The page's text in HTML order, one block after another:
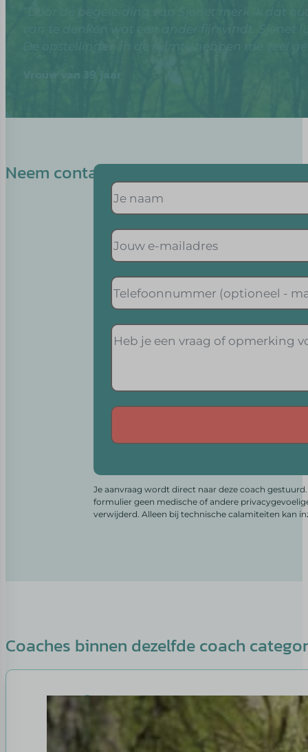
Neem contact op met Sjenet
Je aanvraag wordt direct naar deze coach
formulier geen medische of andere
verwijderd. Alleen bij technische calamiteiten kan
Coaches binnen dezelfde coach